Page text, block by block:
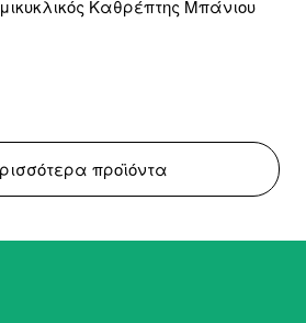
Καθρέπτης Μπάνιου
προϊόντα